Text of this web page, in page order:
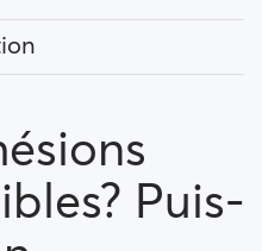
emplacement, et
?
signifie?Puis-